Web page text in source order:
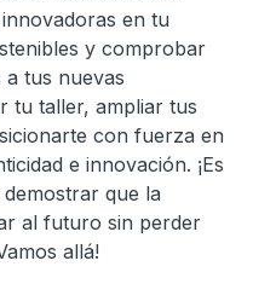
en tu
y comprobar
tus nuevas
tu taller, ampliar tus
con fuerza en
e innovación. ¡Es
que la
al futuro sin perder
allá!